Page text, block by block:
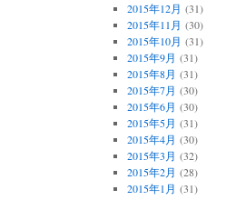
2015年12月 (31)
2015年11月 (30)
2015年10月 (31)
2015年9月 (31)
2015年8月 (31)
2015年7月 (30)
2015年6月 (30)
2015年5月 (31)
2015年4月 (30)
2015年3月 (32)
2015年2月 (28)
2015年1月 (31)